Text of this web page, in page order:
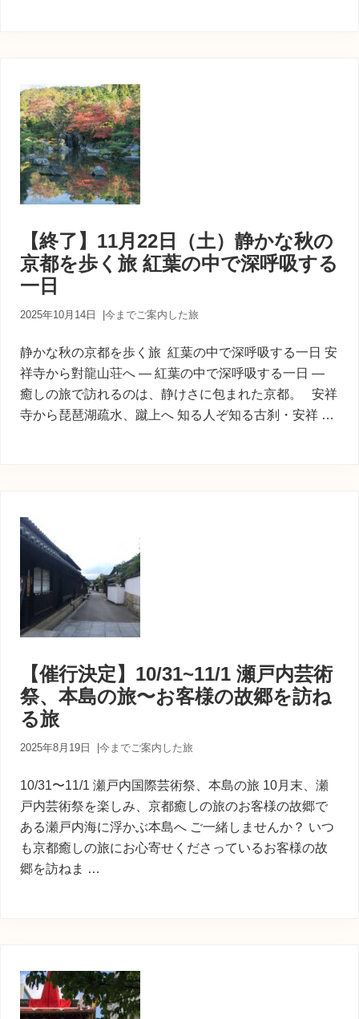
【終了】11月22日（土）静かな秋の
京都を歩く旅 紅葉の中で深呼吸する
一日
2025年10月14日 今までご案内した旅
静かな秋の京都を歩く旅 紅葉の中で深呼吸する一日 安
祥寺から對龍山荘へ ― 紅葉の中で深呼吸する一日 ―
癒しの旅で訪れるのは、静けさに包まれた京都。 安祥
寺から琵琶湖疏水、蹴上へ 知る人ぞ知る古刹・安祥 …
【催行決定】10/31~11/1 瀬戸内芸術
祭、本島の旅〜お客様の故郷を訪ね
る旅
2025年8月19日 今までご案内した旅
10/31〜11/1 瀬戸内国際芸術祭、本島の旅 10月末、瀬
戸内芸術祭を楽しみ、京都癒しの旅のお客様の故郷で
ある瀬戸内海に浮かぶ本島へ ご一緒しませんか？ いつ
も京都癒しの旅にお心寄せくださっているお客様の故
郷を訪ねま …